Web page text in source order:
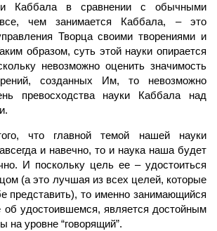
Каббала в сравнении с обычными
чем занимается Каббала, – это
Творца своими творениями и
образом, суть этой науки опирается
невозможно оценить значимость
созданных Им, то невозможно
превосходства науки Каббала над
что главной темой нашей науки
и навечно, то и наука наша будет
И поскольку цель ее – удостоиться
(а это лучшая из всех целей, которые
представить), то именно занимающийся
об удостоившемся, является достойным
на уровне “говорящий”.